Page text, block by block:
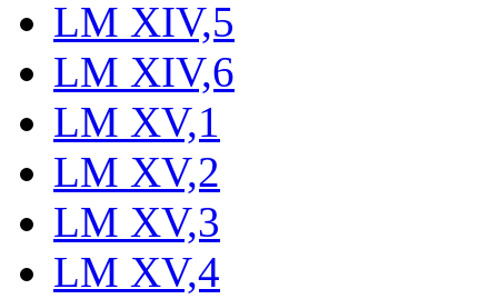
LM XIV,5
LM XIV,6
LM XV,1
LM XV,2
LM XV,3
LM XV,4